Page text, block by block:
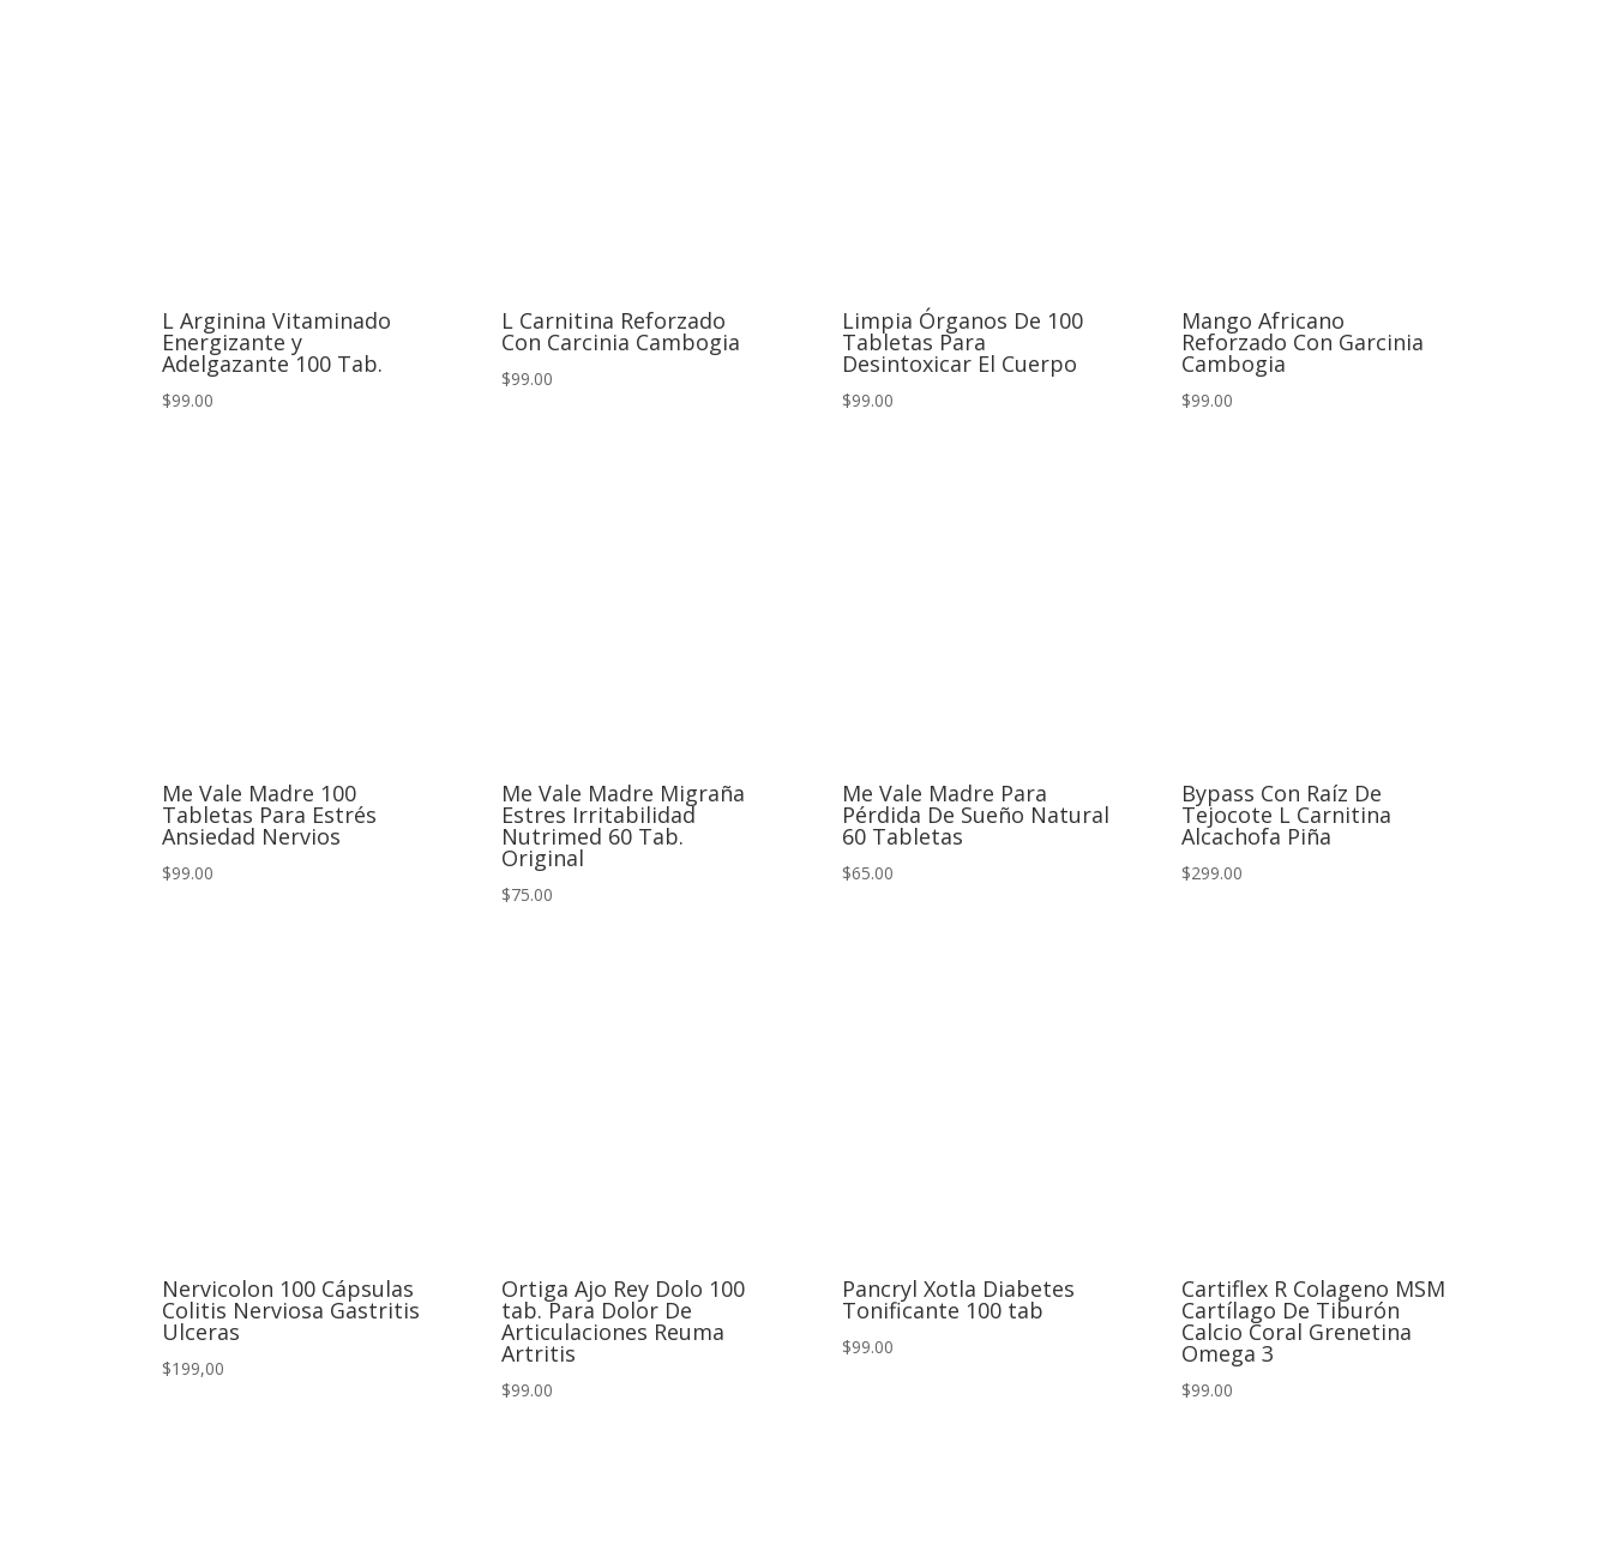
L Arginina Vitaminado
Energizante y
Adelgazante 100 Tab.
$99.00
L Carnitina Reforzado
Con Carcinia Cambogia
$99.00
Limpia Órganos De 100
Tabletas Para
Desintoxicar El Cuerpo
$99.00
Mango Africano
Reforzado Con Garcinia
Cambogia
$99.00
Me Vale Madre 100
Tabletas Para Estrés
Ansiedad Nervios
$99.00
Me Vale Madre Migraña
Estres Irritabilidad
Nutrimed 60 Tab.
Original
$75.00
Me Vale Madre Para
Pérdida De Sueño Natural
60 Tabletas
$65.00
Bypass Con Raíz De
Tejocote L Carnitina
Alcachofa Piña
$299.00
Nervicolon 100 Cápsulas
Colitis Nerviosa Gastritis
Ulceras
$199,00
Ortiga Ajo Rey Dolo 100
tab. Para Dolor De
Articulaciones Reuma
Artritis
$99.00
Pancryl Xotla Diabetes
Tonificante 100 tab
$99.00
Cartiflex R Colageno MSM
Cartílago De Tiburón
Calcio Coral Grenetina
Omega 3
$99.00